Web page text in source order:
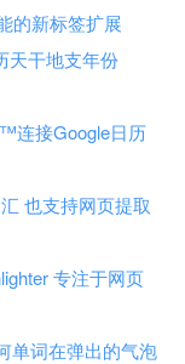
的新标签扩展
天干地支年份
连接Google日历
也支持网页提取
专注于网页
单词在弹出的气泡